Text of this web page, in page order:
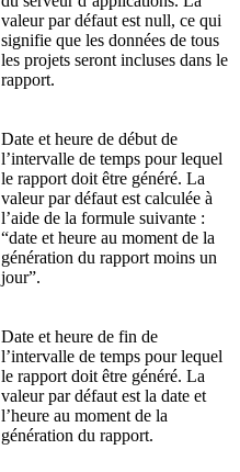
valeur par défaut est null, ce qui
signifie que les données de tous
les projets seront incluses dans le
rapport.
Date et heure de début de
l’intervalle de temps pour lequel
le rapport doit être généré. La
valeur par défaut est calculée à
l’aide de la formule suivante :
“date et heure au moment de la
génération du rapport moins un
jour”.
Date et heure de fin de
l’intervalle de temps pour lequel
le rapport doit être généré. La
valeur par défaut est la date et
l’heure au moment de la
génération du rapport.